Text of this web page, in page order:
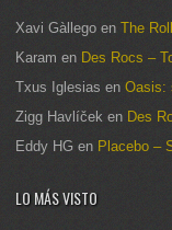
Xavi Gàllego en The
Karam en Des Rocs –
Txus Iglesias en Oasis:
Zigg Havlíček en Des
Eddy HG en Placebo –
LO MÁS VISTO